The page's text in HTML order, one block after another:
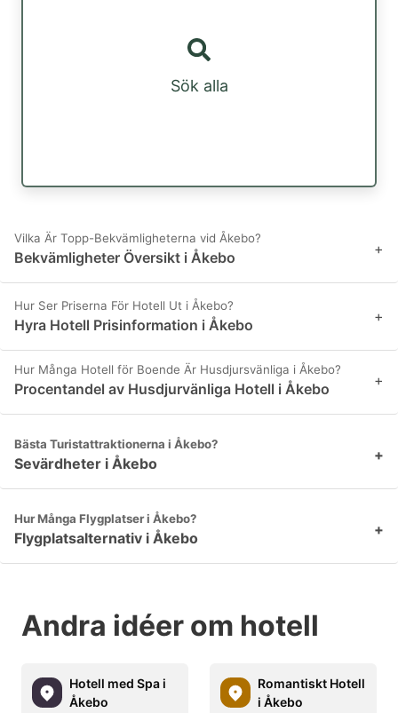
Sök alla
Vilka Är Topp-Bekvämligheterna vid Åkebo?
Bekvämligheter Översikt i Åkebo +
Hur Ser Priserna För Hotell Ut i Åkebo?
Hyra Hotell Prisinformation i Åkebo +
Hur Många Hotell för Boende Är Husdjursvänliga i Åkebo?
Procentandel av Husdjurvänliga Hotell i Åkebo +
Bästa Turistattraktionerna i Åkebo?
Sevärdheter i Åkebo +
Hur Många Flygplatser i Åkebo?
Flygplatsalternativ i Åkebo +
Andra idéer om hotell
Hotell med Spa i
Åkebo
Romantiskt Hotell
i Åkebo